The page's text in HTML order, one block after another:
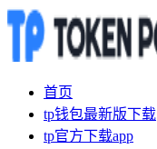
首页
tp钱包最新版下载
tp官方下载app